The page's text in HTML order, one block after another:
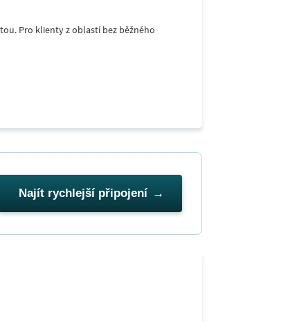
Pro klienty z oblastí bez běžného
Najít rychlejší připojení